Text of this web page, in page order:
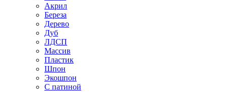
Акрил
Береза
Дерево
Дуб
ЛДСП
Массив
Пластик
Шпон
Экошпон
С патиной